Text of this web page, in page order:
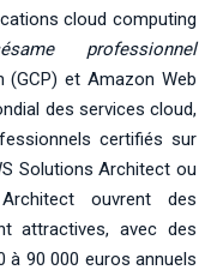
cloud computing
professionnel
(GCP) et Amazon Web
des services cloud,
certifiés sur
Solutions Architect ou
ouvrent des
attractives, avec des
à 90 000 euros annuels